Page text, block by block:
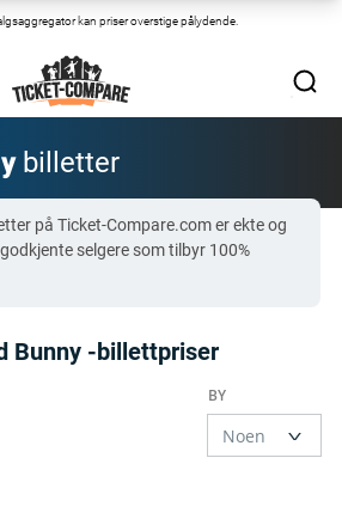
kan priser overstige pålydende.
billetter
på Ticket-Compare.com er ekte og
selgere som tilbyr 100%
Bunny -billettpriser